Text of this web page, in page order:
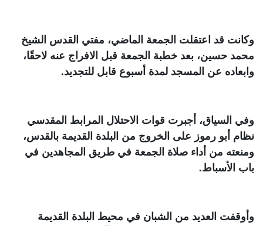
وكانت قد اعتقلت الجمعة الماضي، مفتي القدس الشيخ
محمد حسين، بعد خطبة الجمعة قبل الافراج عنه لاحقًا،
وابعاده عن المسجد لمدة أسبوع قابل للتجديد.
وفي السياق، أجبرت قوات الاحتلال المرابط المقدسي
نظام أبو رموز على الخروج من البلدة القديمة بالقدس،
ومنعته من أداء صلاة الجمعة في طريق المجاهدين في
باب الأسباط.
وأوقفت العديد من الشبان في محيط البلدة القديمة